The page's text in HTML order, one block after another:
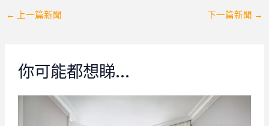
Post
← 上一篇新聞 下一篇新聞 →
你可能都想睇…